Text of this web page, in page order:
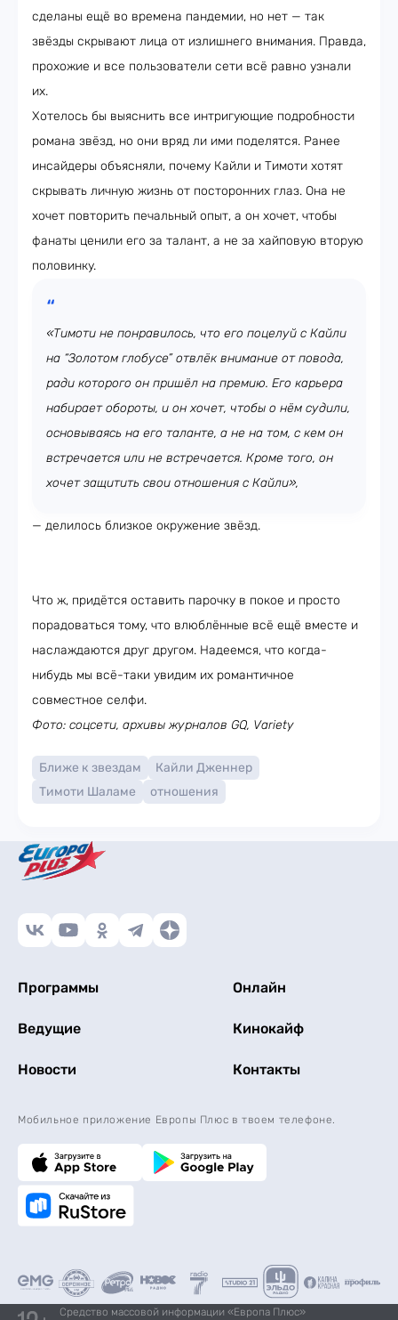
сделаны ещё во времена пандемии, но нет — так
звёзды скрывают лица от излишнего внимания. Правда,
прохожие и все пользователи сети всё равно узнали
их.
Хотелось бы выяснить все интригующие подробности
романа звёзд, но они вряд ли ими поделятся. Ранее
инсайдеры объясняли, почему Кайли и Тимоти хотят
скрывать личную жизнь от посторонних глаз. Она не
хочет повторить печальный опыт, а он хочет, чтобы
фанаты ценили его за талант, а не за хайповую вторую
половинку.
«Тимоти не понравилось, что его поцелуй с Кайли
на “Золотом глобусе” отвлёк внимание от повода,
ради которого он пришёл на премию. Его карьера
набирает обороты, и он хочет, чтобы о нём судили,
основываясь на его таланте, а не на том, с кем он
встречается или не встречается. Кроме того, он
хочет защитить свои отношения с Кайли»,
— делилось близкое окружение звёзд.
Что ж, придётся оставить парочку в покое и просто
порадоваться тому, что влюблённые всё ещё вместе и
наслаждаются друг другом. Надеемся, что когда-
нибудь мы всё-таки увидим их романтичное
совместное селфи.
Фото: соцсети, архивы журналов GQ, Variety
Ближе к звездам
Кайли Дженнер
Тимоти Шаламе
отношения
Программы Онлайн
Ведущие Кинокайф
Новости Контакты
Мобильное приложение Европы Плюс в твоем телефоне.
Средство массовой информации «Европа Плюс»